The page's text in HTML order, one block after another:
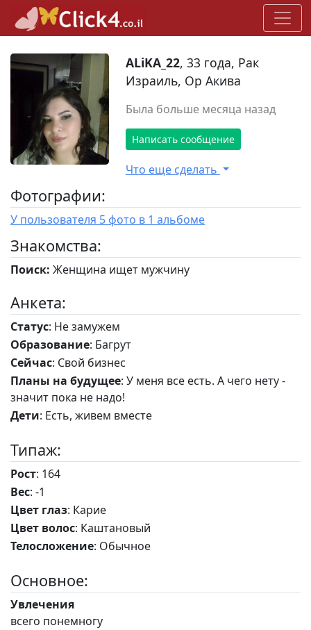
ALiKA_22, 33 года, Рак
Израиль, Ор Акива
Была больше месяца назад
Написать сообщение
Что еще сделать
Фотографии:
У пользователя 5 фото в 1 альбоме
Знакомства:
Поиск: Женщина ищет мужчину
Анкета:
Статус: Не замужем
Образование: Багрут
Сейчас: Свой бизнес
Планы на будущее: У меня все есть. А чего нету -
значит пока не надо!
Дети: Есть, живем вместе
Типаж:
Рост: 164
Вес: -1
Цвет глаз: Карие
Цвет волос: Каштановый
Телосложение: Обычное
Основное:
Увлечения
всего понемногу